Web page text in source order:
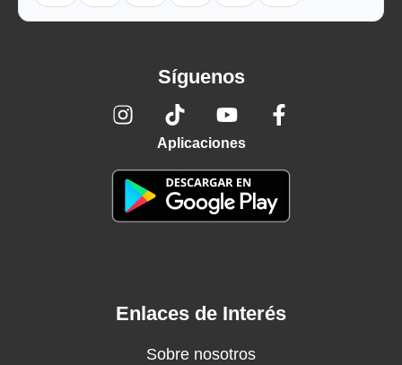
Síguenos
Aplicaciones
Enlaces de Interés
Sobre nosotros